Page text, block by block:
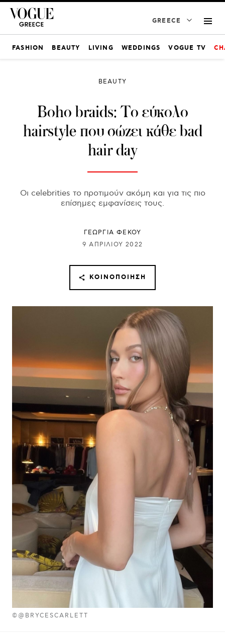
GREECE
FASHION BEAUTY LIVING WEDDINGS VOGUE TV
©@BRYCESCARLETT
BEAUTY
Boho braids: Το εύκολο
hairstyle που σώζει κάθε bad
hair day
Οι celebrities το προτιμούν ακόμη και για τις πιο
επίσημες εμφανίσεις τους.
ΓΕΩΡΓΙΑ ΦΕΚΟΥ
9 ΑΠΡΙΛΊΟΥ 2022
ΚΟΙΝΟΠΟΊΗΣΗ